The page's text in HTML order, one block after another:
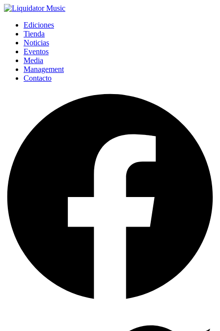
Ediciones
Tienda
Noticias
Eventos
Media
Management
Contacto